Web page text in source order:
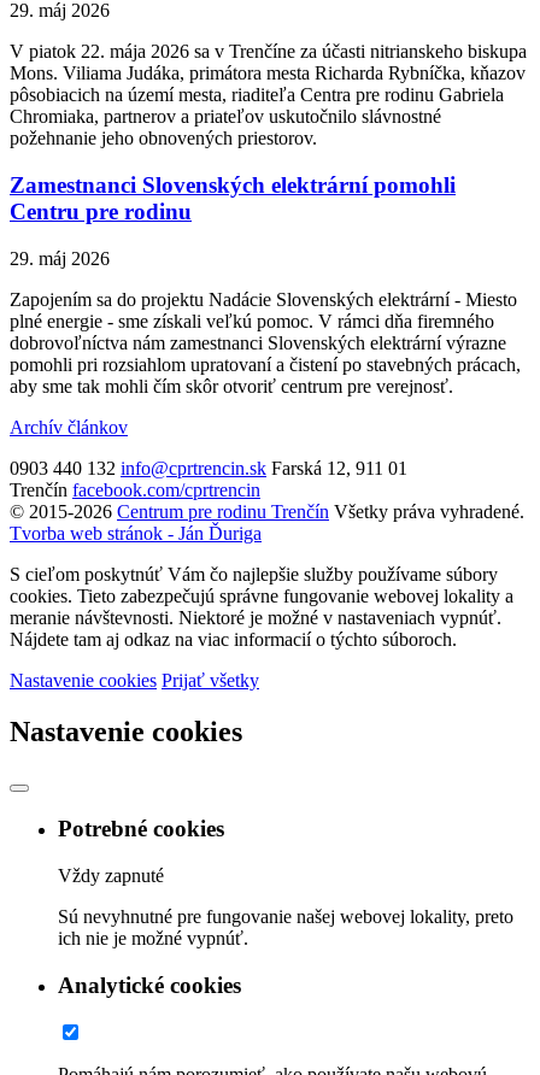
29. máj 2026
V piatok 22. mája 2026 sa v Trenčíne za účasti nitrianskeho biskupa
Mons. Viliama Judáka, primátora mesta Richarda Rybníčka, kňazov
pôsobiacich na území mesta, riaditeľa Centra pre rodinu Gabriela
Chromiaka, partnerov a priateľov uskutočnilo slávnostné
požehnanie jeho obnovených priestorov.
Zamestnanci Slovenských elektrární pomohli
Centru pre rodinu
29. máj 2026
Zapojením sa do projektu Nadácie Slovenských elektrární - Miesto
plné energie - sme získali veľkú pomoc. V rámci dňa firemného
dobrovoľníctva nám zamestnanci Slovenských elektrární výrazne
pomohli pri rozsiahlom upratovaní a čistení po stavebných prácach,
aby sme tak mohli čím skôr otvoriť centrum pre verejnosť.
Archív článkov
0903 440 132 info@cprtrencin.sk Farská 12, 911 01
Trenčín facebook.com/cprtrencin
© 2015-2026 Centrum pre rodinu Trenčín Všetky práva vyhradené.
Tvorba web stránok - Ján Ďuriga
S cieľom poskytnúť Vám čo najlepšie služby používame súbory
cookies. Tieto zabezpečujú správne fungovanie webovej lokality a
meranie návštevnosti. Niektoré je možné v nastaveniach vypnúť.
Nájdete tam aj odkaz na viac informacií o týchto súboroch.
Nastavenie cookies Prijať všetky
Nastavenie cookies
Potrebné cookies
Vždy zapnuté
Sú nevyhnutné pre fungovanie našej webovej lokality, preto
ich nie je možné vypnúť.
Analytické cookies